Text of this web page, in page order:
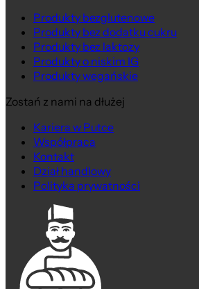
Produkty bezglutenowe
Produkty bez dodatku cukru
Produkty bez laktozy
Produkty o niskim IG
Produkty wegańskie
Zostań z nami na dłużej
Kariera w Putce
Współpraca
Kontakt
Dział handlowy
Polityka prywatności